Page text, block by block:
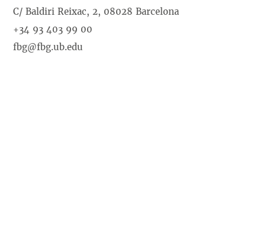
C/ Baldiri Reixac, 2, 08028 Barcelona
+34 93 403 99 00
fbg@fbg.ub.edu